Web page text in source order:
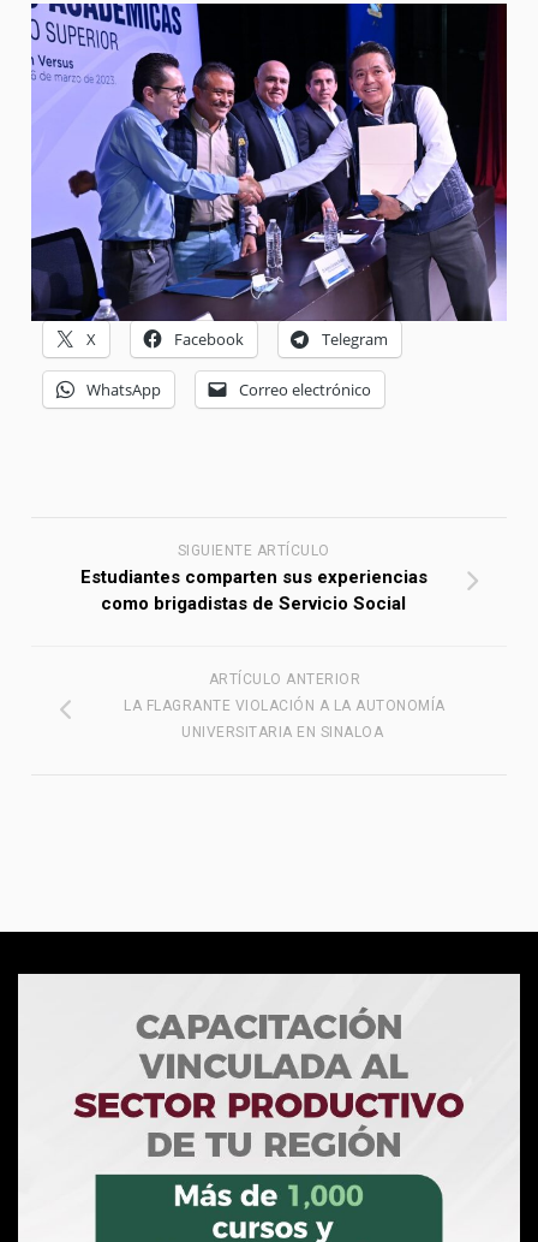
X Facebook Telegram
WhatsApp Correo electrónico
SIGUIENTE ARTÍCULO
Estudiantes comparten sus experiencias
como brigadistas de Servicio Social
ARTÍCULO ANTERIOR
LA FLAGRANTE VIOLACIÓN A LA AUTONOMÍA
UNIVERSITARIA EN SINALOA